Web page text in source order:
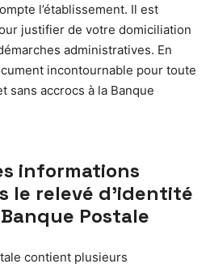
l’établissement. Il est
justifier de votre domiciliation
administratives. En
incontournable pour toute
sans accrocs à la Banque
informations
le relevé d’identité
Postale
contient plusieurs